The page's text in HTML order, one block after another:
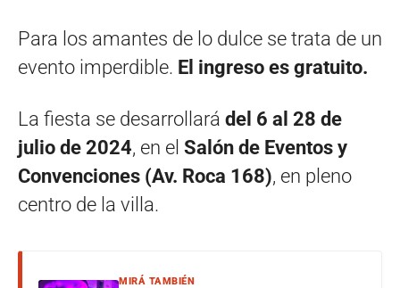
Para los amantes de lo dulce se trata de un
evento imperdible. E l ingreso es gratuito.
La fiesta se desarrollará del 6 al 28 de
julio de 2024, en el Salón de Eventos y
Convenciones (Av. Roca 168), en pleno
centro de la villa.
MIRÁ TAMBIÉN